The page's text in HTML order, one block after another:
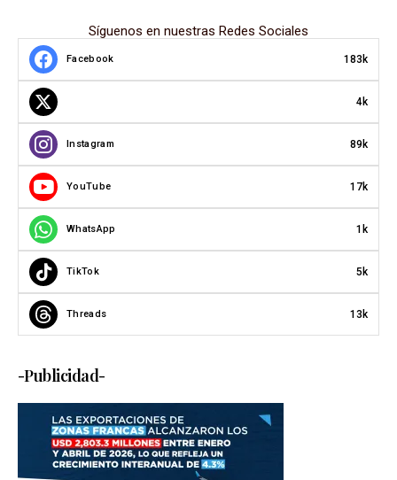
Síguenos en nuestras Redes Sociales
Facebook 183k
4k
Instagram 89k
YouTube 17k
WhatsApp 1k
TikTok 5k
Threads 13k
-Publicidad-